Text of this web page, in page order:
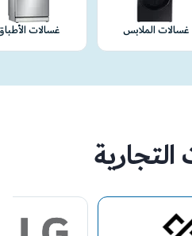
غسالات الملابس غسالات